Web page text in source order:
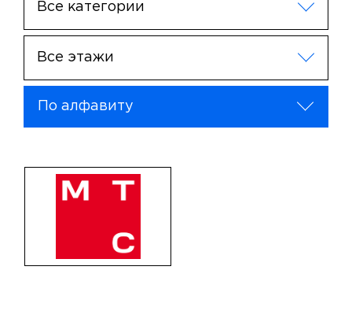
Все категории
Все этажи
По алфавиту